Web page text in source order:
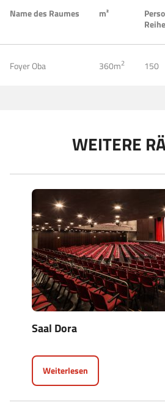
Name des Raumes m²
Reihe
Foyer Oba 360m2 150
WEITERE
Saal Dora
Weiterlesen